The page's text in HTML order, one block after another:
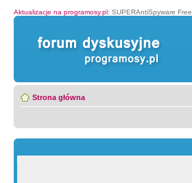
Aktualizacje na programosy.pl: SUPERAntiSpyware Free
Strona główna